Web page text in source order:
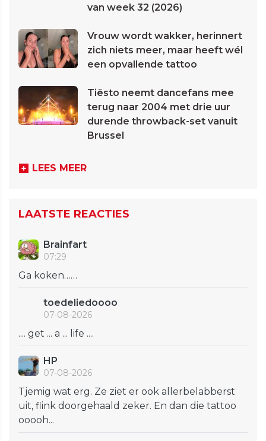
van week 32 (2026)
Vrouw wordt wakker, herinnert
zich niets meer, maar heeft wél
een opvallende tattoo
Tiësto neemt dancefans mee
terug naar 2004 met drie uur
durende throwback-set vanuit
Brussel
LEES MEER
LAATSTE REACTIES
Brainfart
07:29
Ga koken……
toedeliedoooo
07-08-2026
.... get ... a ... life ....
HP
07-08-2026
Tjemig wat erg. Ze ziet er ook allerbelabberst
uit, flink doorgehaald zeker. En dan die tattoo
ooooh...